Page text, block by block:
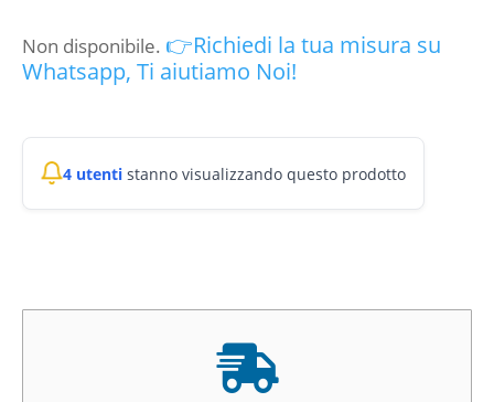
Non disponibile. 👉Richiedi la tua misura su
Whatsapp, Ti aiutiamo Noi!
4 utenti stanno visualizzando questo prodotto
